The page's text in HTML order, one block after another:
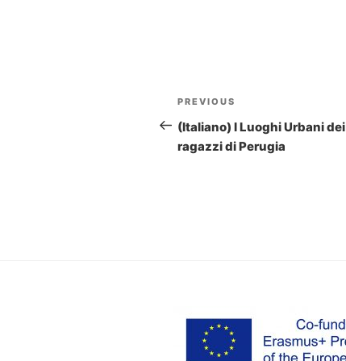
Post
navigation
Previous
Post
PREVIOUS
(Italiano) I Luoghi Urbani dei
ragazzi di Perugia